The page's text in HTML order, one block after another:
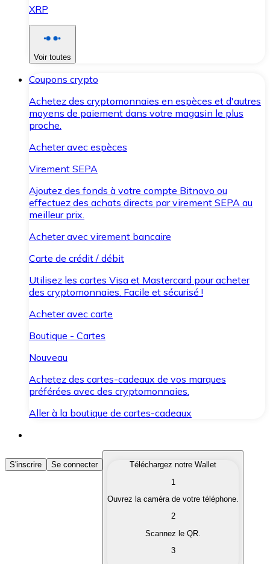
XRP
Voir toutes
Coupons crypto
Achetez des cryptomonnaies en espèces et d'autres
moyens de paiement dans votre magasin le plus
proche.
Acheter avec espèces
Virement SEPA
Ajoutez des fonds à votre compte Bitnovo ou
effectuez des achats directs par virement SEPA au
meilleur prix.
Acheter avec virement bancaire
Carte de crédit / débit
Utilisez les cartes Visa et Mastercard pour acheter
des cryptomonnaies. Facile et sécurisé !
Acheter avec carte
Boutique - Cartes
Nouveau
Achetez des cartes-cadeaux de vos marques
préférées avec des cryptomonnaies.
Aller à la boutique de cartes-cadeaux
Acheter des Cryptomonnaies
Achetez les cryptomonnaies qui vous intéressent
Convertissez vos cryptomonnaies en monnaie
S'inscrire Se connecter
Téléchargez notre Wallet
1
Ouvrez la caméra de votre téléphone.
2
Scannez le QR.
3